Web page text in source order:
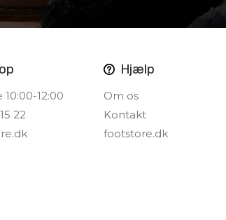
12:00
22
Hjælp
Om os
Kontakt
footstore.dk